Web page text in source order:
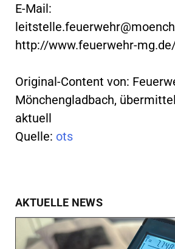
E-Mail:
http://www.feuerwehr-
Original-Content von:
Mönchengladbach,
aktuell
Quelle: ots
AKTUELLE NEWS